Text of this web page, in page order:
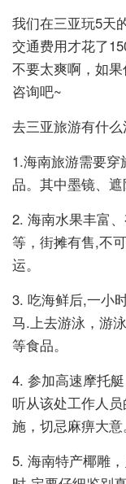
我们在三亚玩5天
交通费用才花了
不要太爽啊，如
咨询吧~
去三亚旅游有什么
1.海南旅游需要
品。其中墨镜、遮
2. 海南水果丰富
等，街摊有售,不
运。
3. 吃海鲜后,一小
马.上去游泳，游
等食品。
4. 参加高速摩托
听从该处工作人
施，切忌麻痹大意
5. 海南特产椰雕